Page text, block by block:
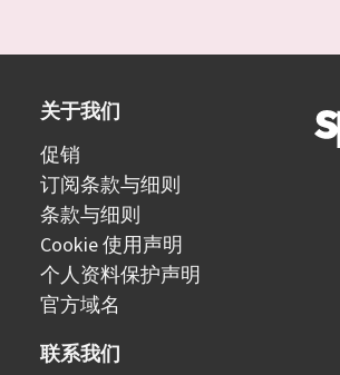
关于我们
促销
订阅条款与细则
条款与细则
Cookie 使用声明
个人资料保护声明
官方域名
联系我们